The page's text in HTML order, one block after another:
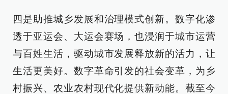
四是助推城乡发展和治理模式创新。数字化渗
透于亚运会、大运会赛场，也浸润于城市运营
与百姓生活，驱动城市发展释放新的活力，让
生活更美好。数字革命引发的社会变革，为乡
村振兴、农业农村现代化提供新动能。截至今